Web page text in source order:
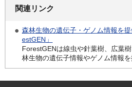
関連リンク
森林生物の遺伝子・ゲノム情報を
estGEN」
ForestGENは線虫や針葉樹、広葉
林生物の遺伝子情報やゲノム情報を